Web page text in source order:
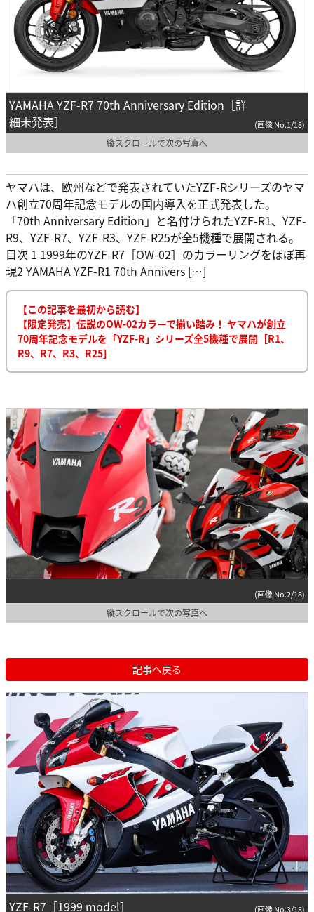
YAMAHA YZF-R7 70th Anniversary Edition［詳
細未発表］
(画像 No.1/18)
縦スクロールで次の写真へ
ヤマハは、欧州などで発表されていたYZF-Rシリーズのヤマ
ハ創立70周年記念モデルの国内導入を正式発表した。
「70th Anniversary Edition」と名付けられたYZF-R1、YZF-
R9、YZF-R7、YZF-R3、YZF-R25が全5機種で展開される。
目次 1 1999年のYZF-R7［OW-02］のカラーリングをほぼ再
現2 YAMAHA YZF-R1 70th Annivers […]
【この記事を最初から読む】
【限定発売】伝説のOW-02カラーで揃い踏み！ ヤマハが創立
70周年記念モデルを「YZF-R」シリーズ全5機種で展開［R1、
R9、R7、R3、R25］
(画像 No.2/18)
縦スクロールで次の写真へ
記事へ戻る
YZF-R7［1999 model］ (画像 No.3/18)